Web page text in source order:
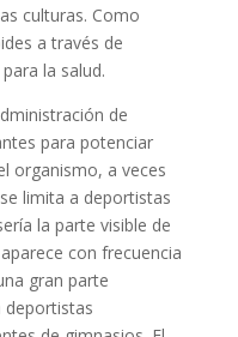
culturas. Como
a través de
la salud.
de
para potenciar
organismo, a veces
limita a deportistas
la parte visible de
con frecuencia
gran parte
deportistas